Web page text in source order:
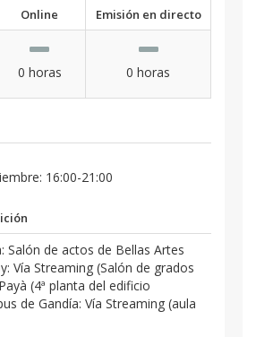
Online Emisión en directo
0 horas 0 horas
16:00-21:00
Salón de actos de Bellas Artes
Vía Streaming (Salón de grados
(4ª planta del edificio
de Gandía: Vía Streaming (aula